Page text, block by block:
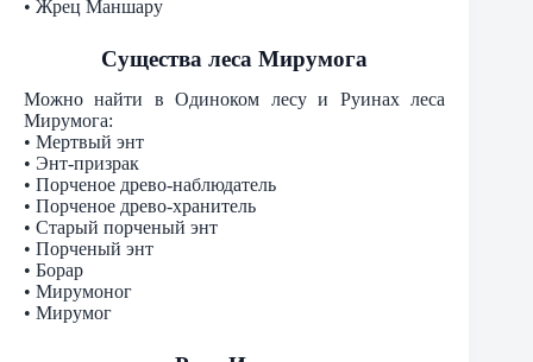
• Жрец Маншару
Существа леса Мирумога
Можно найти в Одиноком лесу и Руинах леса
Мирумога:
• Мертвый энт
• Энт-призрак
• Порченое древо-наблюдатель
• Порченое древо-хранитель
• Старый порченый энт
• Порченый энт
• Борар
• Мирумоног
• Мирумог